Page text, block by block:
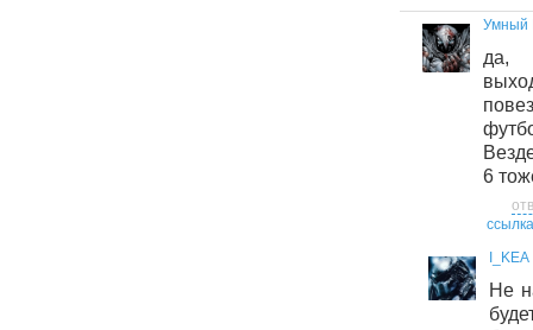
Умный
да,
6
ссылка
I_KEA
Не